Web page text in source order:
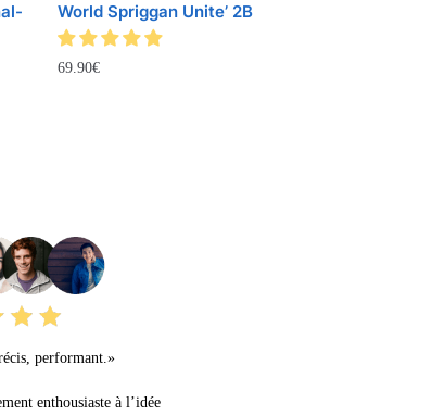
World Spriggan Unite’ 2B
69.90€
performant.»
enthousiaste à l’idée